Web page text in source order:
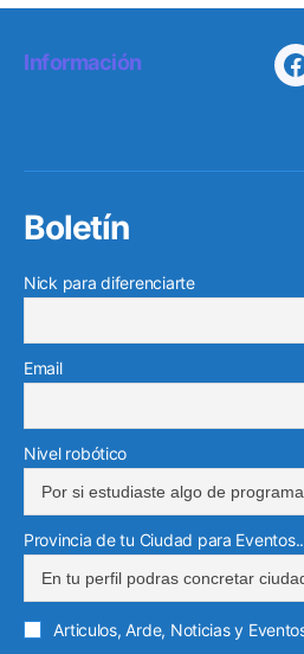
Información
Boletín
Nick para diferenciarte
Email
Nivel robótico
Provincia de tu Ciudad para
Articulos, Arde, Noticias y